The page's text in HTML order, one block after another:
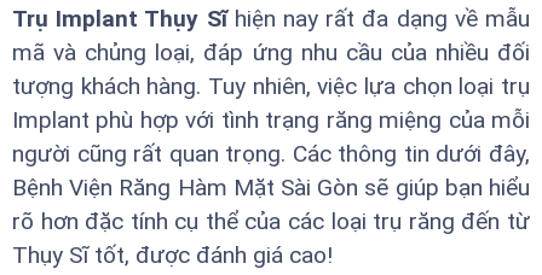
Trụ Implant Thụy Sĩhiện nay rất đa dạng về mẫu
mã và chủng loại, đáp ứng nhu cầu của nhiều đối
tượng khách hàng. Tuy nhiên, việc lựa chọn loại trụ
Implant phù hợp với tình trạng răng miệng của mỗi
người cũng rất quan trọng. Các thông tin dưới đây,
Bệnh Viện Răng Hàm Mặt Sài Gòn sẽ giúp bạn hiểu
rõ hơn đặc tính cụ thể của các loại trụ răng đến từ
Thụy Sĩ tốt, được đánh giá cao!